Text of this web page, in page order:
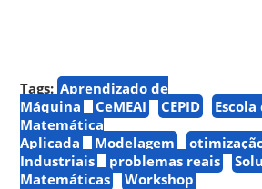
Tags: Aprendizado de
Máquina
CeMEAI CEPID
Escola
Matemática
Aplicada
Modelagem
Industriais
problemas reais
Matemáticas
Workshop